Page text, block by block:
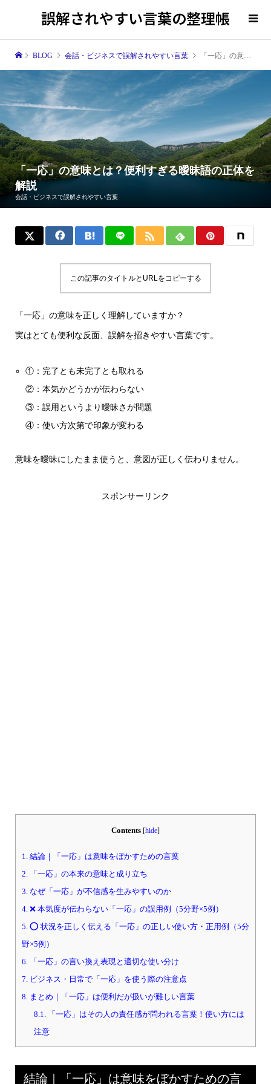
誤解されやすい言葉の整理帳
BLOG 会話・ビジネスで誤解されやすい言葉 「一応」の意味とは？便利すぎる曖昧語の正体を解説
「一応」の意味とは？便利すぎる曖昧語の正体を
解説
会話・ビジネスで誤解されやすい言葉
この記事のタイトルとURLをコピーする
「一応」の意味を正しく理解していますか？
実はとても便利な反面、誤解を招きやすい言葉です。
①：完了とも未完了とも取れる
②：本気かどうかが伝わらない
③：誤用というより曖昧さが問題
④：使い方次第で印象が変わる
意味を曖昧にしたまま使うと、意図が正しく伝わりません。
スポンサーリンク
Contents [hide]
1.結論｜「一応」は意味をぼかすための言葉
2.「一応」の本来の意味と成り立ち
3.なぜ「一応」が不信感を生みやすいのか
4.❌ 本気度が伝わらない「一応」の誤用例（5分野×5例）
5.⭕ 状況を正しく伝える「一応」の正しい使い方・正用例（5分
野×5例）
6.「一応」の言い換え表現と適切な使い分け
7.ビジネス・日常で「一応」を使う際の注意点
8.まとめ｜「一応」は便利だが扱いが難しい言葉
8.1.「一応」はその人の責任感が問われる言葉！使い方には
注意
結論｜「一応」は意味をぼかすための言